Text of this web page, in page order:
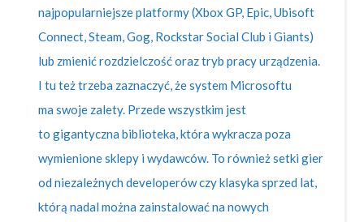
najpopularniejsze platformy (Xbox GP, Epic, Ubisoft
Connect, Steam, Gog, Rockstar Social Club i Giants)
lub zmienić rozdzielczość oraz tryb pracy urządzenia.
I tu też trzeba zaznaczyć, że system Microsoftu
ma swoje zalety. Przede wszystkim jest
to gigantyczna biblioteka, która wykracza poza
wymienione sklepy i wydawców. To również setki gier
od niezależnych developerów czy klasyka sprzed lat,
którą nadal można zainstalować na nowych